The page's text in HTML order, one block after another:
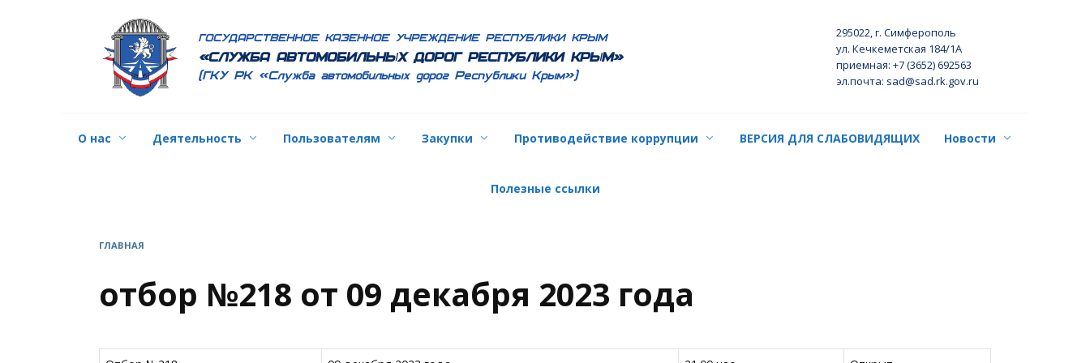
ГОСУДАРСТВЕННОЕ КАЗЕННОЕ УЧРЕЖДЕНИЕ РЕСПУБЛИКИ КРЫМ
«СЛУЖБА АВТОМОБИЛЬНЫХ ДОРОГ РЕСПУБЛИКИ КРЫМ»
(ГКУ РК «Служба автомобильных дорог Республики Крым»)
295022, г. Симферополь
ул. Кечкеметская 184/1А
приемная: +7 (3652) 692563
эл.почта: sad@sad.rk.gov.ru
О нас Деятельность Пользователям Закупки Противодействие коррупции ВЕРСИЯ ДЛЯ СЛАБОВИДЯЩИХ Новости
Полезные ссылки
ГЛАВНАЯ
отбор №218 от 09 декабря 2023 года